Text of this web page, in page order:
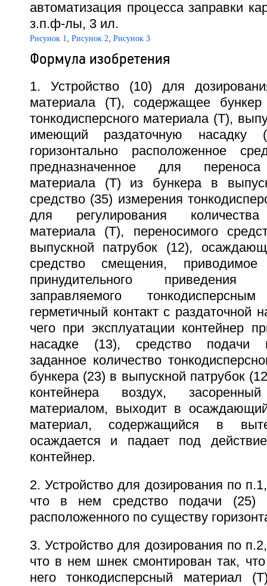
автоматизация процесса заправки
з.п.ф-лы, 3 ил.
Рисунок 1 Рисунок 2 Рисунок 3
Формула изобретения
1. Устройство (10) для
материала (Т), содержащее
тонкодисперсного материала (Т),
имеющий раздаточную насадку
горизонтально расположенное
предназначенное для переноса
материала (Т) из бункера в
средство (35) измерения
для регулирования количества
материала (Т), переносимого
выпускной патрубок (12),
средство смещения,
принудительного
заправляемого
герметичный контакт с раздаточной
чего при эксплуатации контейнер
насадке (13), средство подачи
заданное количество
бункера (23) в выпускной патрубок
контейнера воздух,
материалом, выходит в
материал, содержащийся в
осаждается и падает под
контейнер.
2. Устройство для дозирования по
что в нем средство подачи (25)
расположенного по существу
3. Устройство для дозирования по
что в нем шнек смонтирован так,
него тонкодисперсный материал